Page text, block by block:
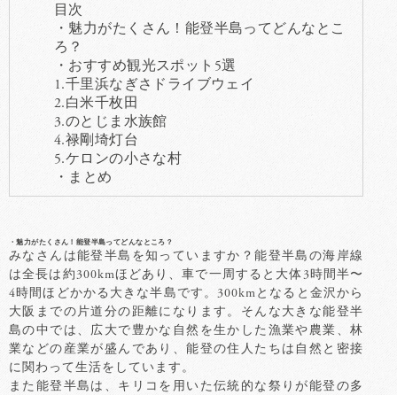
目次
・魅力がたくさん！能登半島ってどんなとこ
ろ？
・おすすめ観光スポット5選
1.千里浜なぎさドライブウェイ
2.白米千枚田
3.のとじま水族館
4.禄剛埼灯台
5.ケロンの小さな村
・まとめ
・魅力がたくさん！能登半島ってどんなところ？
みなさんは能登半島を知っていますか？能登半島の海岸線
は全長は約300kmほどあり、車で一周すると大体3時間半〜
4時間ほどかかる大きな半島です。300kmとなると金沢から
大阪までの片道分の距離になります。そんな大きな能登半
島の中では、広大で豊かな自然を生かした漁業や農業、林
業などの産業が盛んであり、能登の住人たちは自然と密接
に関わって生活をしています。
また能登半島は、キリコを用いた伝統的な祭りが能登の多